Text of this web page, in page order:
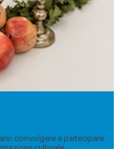
coinvolgere e partecipare